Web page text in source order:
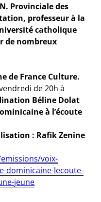
Provinciale des
professeur à la
catholique
de nombreux
de France Culture.
de 20h à
Béline Dolat
à l’écoute
: Rafik Zenine
voix-
dominicaine-lecoute-
jeune